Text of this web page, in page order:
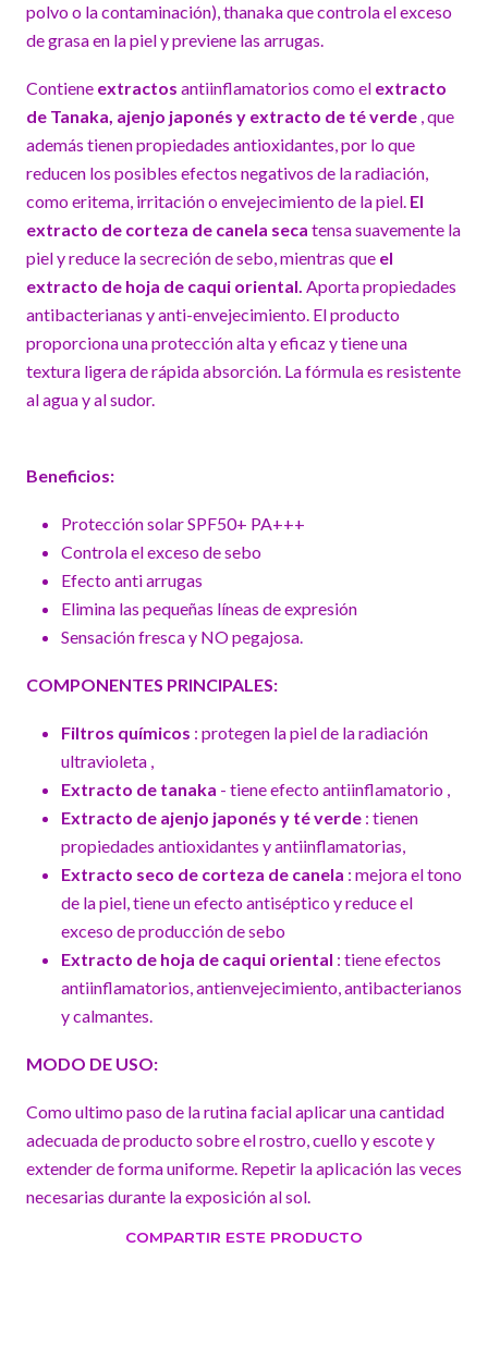
polvo o la contaminación), thanaka que controla el exceso
de grasa en la piel y previene las arrugas.
Contiene extractos antiinflamatorios como el extracto
de Tanaka, ajenjo japonés y extracto de té verde , que
además tienen propiedades antioxidantes, por lo que
reducen los posibles efectos negativos de la radiación,
como eritema, irritación o envejecimiento de la piel. El
extracto de corteza de canela seca tensa suavemente la
piel y reduce la secreción de sebo, mientras que el
extracto de hoja de caqui oriental. Aporta propiedades
antibacterianas y anti-envejecimiento. El producto
proporciona una protección alta y eficaz y tiene una
textura ligera de rápida absorción. La fórmula es resistente
al agua y al sudor.
Beneficios:
Protección solar SPF50+ PA+++
Controla el exceso de sebo
Efecto anti arrugas
Elimina las pequeñas líneas de expresión
Sensación fresca y NO pegajosa.
COMPONENTES PRINCIPALES:
Filtros químicos : protegen la piel de la radiación
ultravioleta ,
Extracto de tanaka - tiene efecto antiinflamatorio ,
Extracto de ajenjo japonés y té verde : tienen
propiedades antioxidantes y antiinflamatorias,
Extracto seco de corteza de canela : mejora el tono
de la piel, tiene un efecto antiséptico y reduce el
exceso de producción de sebo
Extracto de hoja de caqui oriental : tiene efectos
antiinflamatorios, antienvejecimiento, antibacterianos
y calmantes.
MODO DE USO:
Como ultimo paso de la rutina facial aplicar una cantidad
adecuada de producto sobre el rostro, cuello y escote y
extender de forma uniforme. Repetir la aplicación las veces
necesarias durante la exposición al sol.
COMPARTIR ESTE PRODUCTO